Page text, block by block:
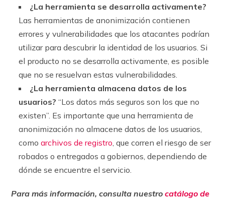
¿La herramienta se desarrolla activamente?
Las herramientas de anonimización contienen
errores y vulnerabilidades que los atacantes podrían
utilizar para descubrir la identidad de los usuarios. Si
el producto no se desarrolla activamente, es posible
que no se resuelvan estas vulnerabilidades.
¿La herramienta almacena datos de los
usuarios?“Los datos más seguros son los que no
existen”. Es importante que una herramienta de
anonimización no almacene datos de los usuarios,
como archivos de registro , que corren el riesgo de ser
robados o entregados a gobiernos, dependiendo de
dónde se encuentre el servicio.
Para más información, consulta nuestro catálogo de